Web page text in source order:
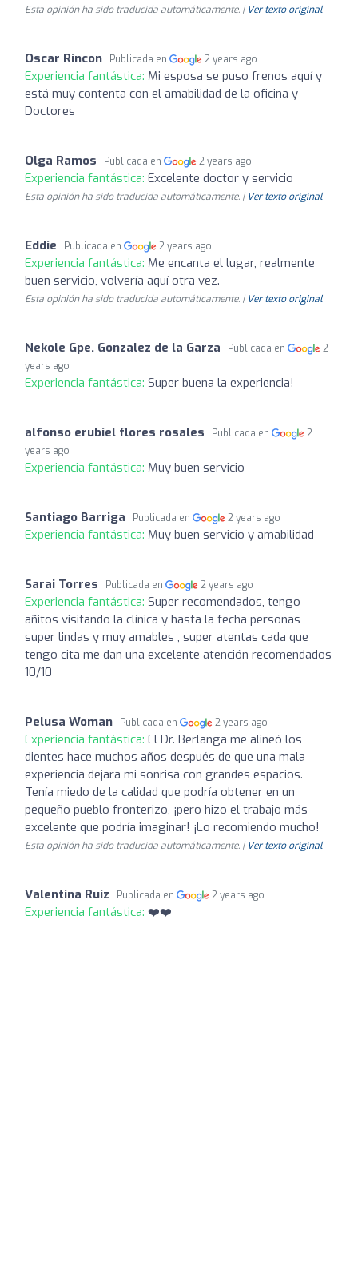
Esta opinión ha sido traducida automáticamente. | Ver texto original
Oscar Rincon Publicada en 2 years ago
Experiencia fantástica: Mi esposa se puso frenos aquí y
está muy contenta con el amabilidad de la oficina y
Doctores
Olga Ramos Publicada en 2 years ago
Experiencia fantástica: Excelente doctor y servicio
Esta opinión ha sido traducida automáticamente. | Ver texto original
Eddie Publicada en 2 years ago
Experiencia fantástica: Me encanta el lugar, realmente
buen servicio, volvería aquí otra vez.
Esta opinión ha sido traducida automáticamente. | Ver texto original
Nekole Gpe. Gonzalez de la Garza Publicada en
2
years ago
Experiencia fantástica: Super buena la experiencia!
alfonso erubiel flores rosales Publicada en
2
years ago
Experiencia fantástica: Muy buen servicio
Santiago Barriga Publicada en 2 years ago
Experiencia fantástica: Muy buen servicio y amabilidad
Sarai Torres Publicada en 2 years ago
Experiencia fantástica: Super recomendados, tengo
añitos visitando la clínica y hasta la fecha personas
super lindas y muy amables , super atentas cada que
tengo cita me dan una excelente atención recomendados
10/10
Pelusa Woman Publicada en 2 years ago
Experiencia fantástica: El Dr. Berlanga me alineó los
dientes hace muchos años después de que una mala
experiencia dejara mi sonrisa con grandes espacios.
Tenía miedo de la calidad que podría obtener en un
pequeño pueblo fronterizo, ¡pero hizo el trabajo más
excelente que podría imaginar! ¡Lo recomiendo mucho!
Esta opinión ha sido traducida automáticamente. | Ver texto original
Valentina Ruiz Publicada en 2 years ago
Experiencia fantástica: ❤️❤️